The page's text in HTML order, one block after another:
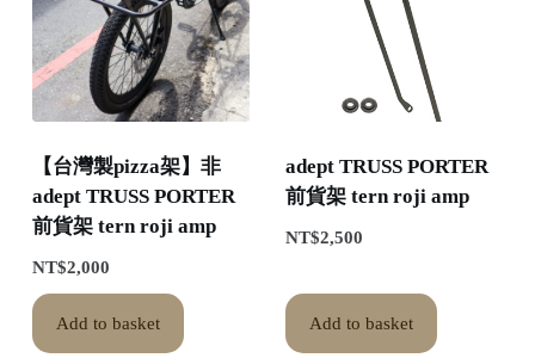
【台灣製pizza架】非
adept TRUSS PORTER
前貨架 tern roji amp
NT$2,000
Add to basket
adept TRUSS PORTER
前貨架 tern roji amp
NT$2,500
Add to basket